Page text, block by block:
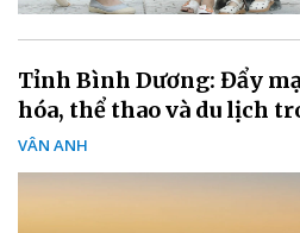
Tỉnh Bình Dương: Đẩy
hóa, thể thao và du lịch
VÂN ANH